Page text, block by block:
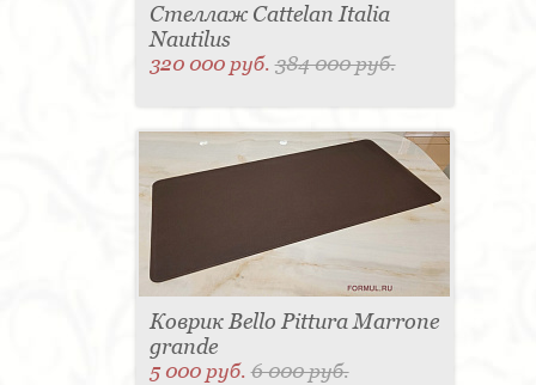
Стеллаж Cattelan Italia
Nautilus
320 000 руб.384 000 руб.
Коврик Bello Pittura Marrone
grande
5 000 руб.6 000 руб.